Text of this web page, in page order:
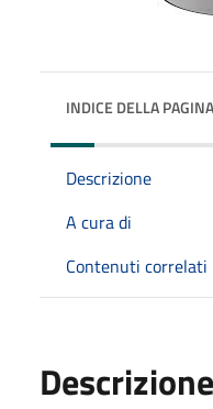
INDICE DELLA PAGINA
Descrizione
A cura di
Contenuti correlati
Descrizione